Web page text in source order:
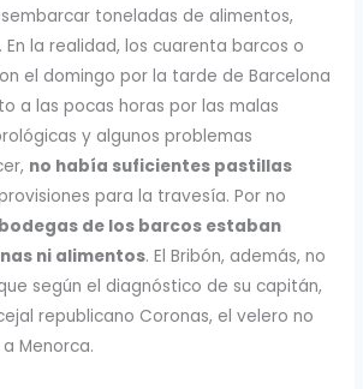
toneladas de alimentos,
la realidad, los cuarenta barcos o
el domingo por la tarde de Barcelona
a las pocas horas por las malas
y algunos problemas
no había suficientes pastillas
para la travesía. Por no
de los barcos estaban
ni alimentos. El Bribón, además, no
según el diagnóstico de su capitán,
republicano Coronas, el velero no
Menorca.